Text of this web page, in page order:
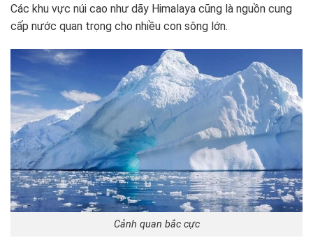
Các khu vực núi cao như dãy Himalaya cũng là nguồn cung
cấp nước quan trọng cho nhiều con sông lớn.
Cảnh quan bắc cực